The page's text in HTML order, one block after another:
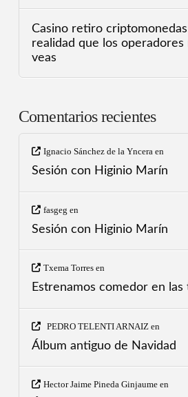
Casino retiro
realidad que los
veas
Comentarios recientes
Ignacio Sánchez de la Ynceraen
Sesión con Higinio Marín
fasgeg en
Sesión con Higinio Marín
Txema Torresen
Estrenamos comedor en las
PEDRO TELENTI ARNAIZ en
Álbum antiguo de Navidad
Hector Jaime Pineda Ginjaumeen